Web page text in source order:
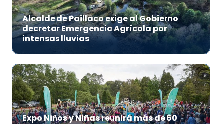
Alcalde de Paillaco exige al Gobierno
decretar Emergencia Agrícola por
intensas lluvias
Expo Niños y Niñas reunirá más de 60